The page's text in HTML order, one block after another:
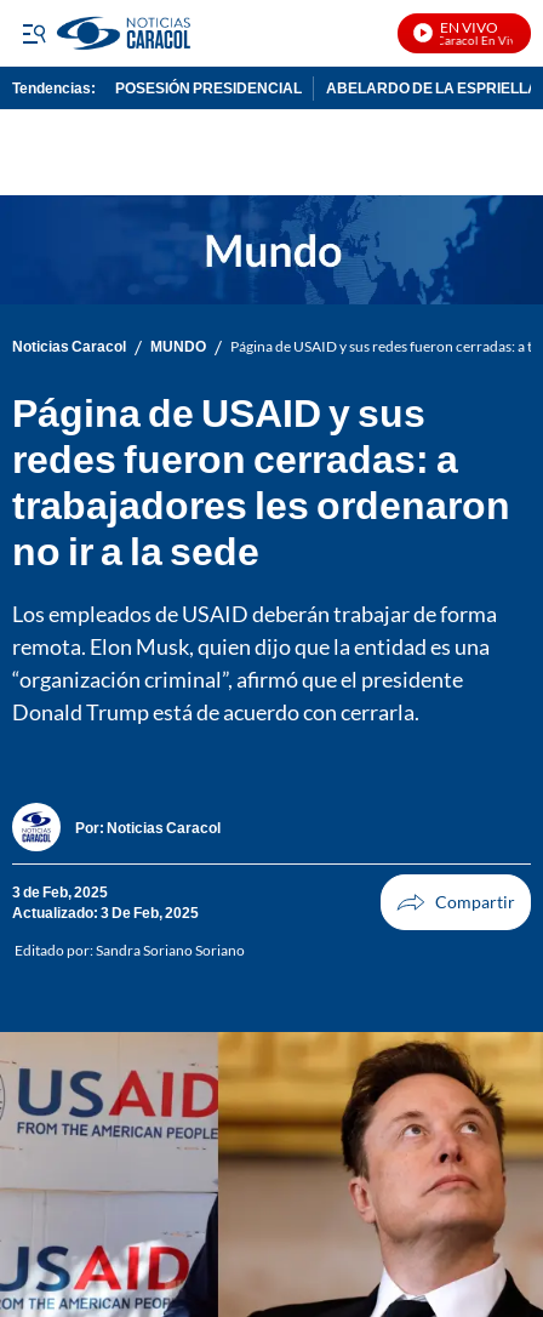
EN VIVO
Noticias Caracol En Vivo
Tendencias: POSESIÓN PRESIDENCIAL ABELARDO DE LA ESPRIELLA
Noticias Caracol / MUNDO / Página de USAID y sus redes fueron cerradas: a
Página de USAID y sus
redes fueron cerradas: a
trabajadores les ordenaron
no ir a la sede
Los empleados de USAID deberán trabajar de forma
remota. Elon Musk, quien dijo que la entidad es una
“organización criminal”, afirmó que el presidente
Donald Trump está de acuerdo con cerrarla.
Por: Noticias Caracol
3 de Feb, 2025
Actualizado: 3 De Feb, 2025
Editado por:Sandra Soriano Soriano